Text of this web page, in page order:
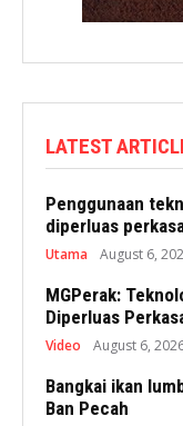
LATEST
Penggunaan
diperluas
Utama August 6,
MGPerak:
Diperluas
Video August 6,
Bangkai ikan
Ban Pecah